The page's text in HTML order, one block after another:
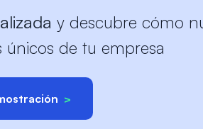
y descubre cómo
únicos de tu empresa
>